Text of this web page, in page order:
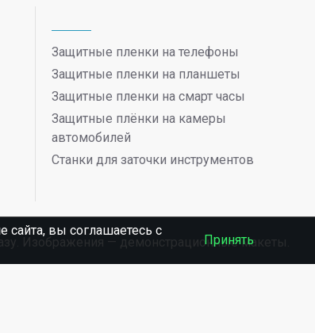
Защитные пленки на телефоны
Защитные пленки на планшеты
Защитные пленки на смарт часы
Защитные плёнки на камеры
автомобилей
Станки для заточки инструментов
Изображения — демонстрационные макеты.
вы соглашаетесь c
Принять